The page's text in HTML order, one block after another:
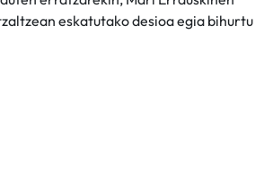
eskatutako desioa egia bihurtu